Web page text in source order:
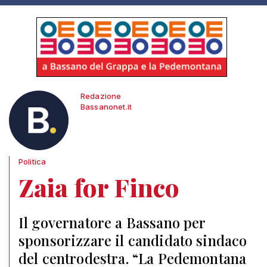
Redazione
Bassanonet.it
Politica
Zaia for Finco
Il governatore a Bassano per
sponsorizzare il candidato sindaco
del centrodestra. “La Pedemontana